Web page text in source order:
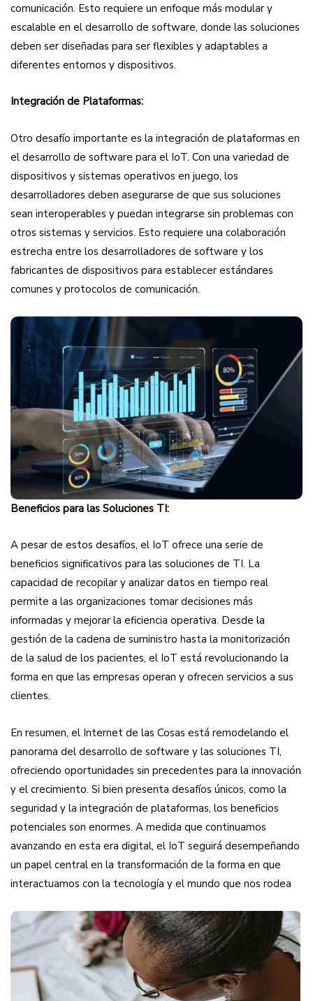
comunicación. Esto requiere un enfoque más modular y
escalable en el desarrollo de software, donde las soluciones
deben ser diseñadas para ser flexibles y adaptables a
diferentes entornos y dispositivos.
Integración de Plataformas:
Otro desafío importante es la integración de plataformas en
el desarrollo de software para el IoT. Con una variedad de
dispositivos y sistemas operativos en juego, los
desarrolladores deben asegurarse de que sus soluciones
sean interoperables y puedan integrarse sin problemas con
otros sistemas y servicios. Esto requiere una colaboración
estrecha entre los desarrolladores de software y los
fabricantes de dispositivos para establecer estándares
comunes y protocolos de comunicación.
Beneficios para las Soluciones TI:
A pesar de estos desafíos, el IoT ofrece una serie de
beneficios significativos para las soluciones de TI. La
capacidad de recopilar y analizar datos en tiempo real
permite a las organizaciones tomar decisiones más
informadas y mejorar la eficiencia operativa. Desde la
gestión de la cadena de suministro hasta la monitorización
de la salud de los pacientes, el IoT está revolucionando la
forma en que las empresas operan y ofrecen servicios a sus
clientes.
En resumen, el Internet de las Cosas está remodelando el
panorama del desarrollo de software y las soluciones TI,
ofreciendo oportunidades sin precedentes para la innovación
y el crecimiento. Si bien presenta desafíos únicos, como la
seguridad y la integración de plataformas, los beneficios
potenciales son enormes. A medida que continuamos
avanzando en esta era digital, el IoT seguirá desempeñando
un papel central en la transformación de la forma en que
interactuamos con la tecnología y el mundo que nos rodea